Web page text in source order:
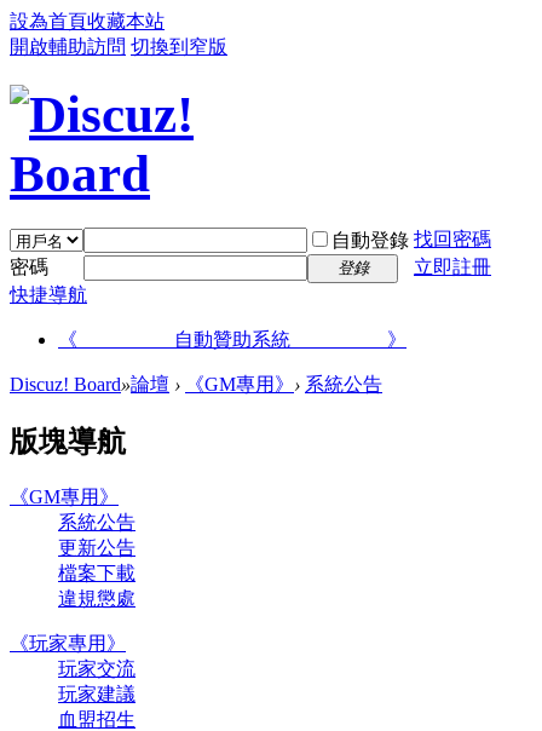
設為首頁收藏本站
開啟輔助訪問 切換到窄版
自動登錄 找回密碼
密碼
登錄
立即註冊
快捷導航
《__________自動贊助系統__________》
Discuz! Board»論壇 › 《GM專用》 › 系統公告
版塊導航
《GM專用》
系統公告
更新公告
檔案下載
違規懲處
《玩家專用》
玩家交流
玩家建議
血盟招生